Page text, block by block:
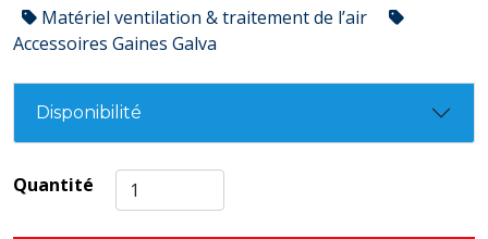
Matériel ventilation & traitement de l’air
Accessoires Gaines Galva
Disponibilité
Quantité